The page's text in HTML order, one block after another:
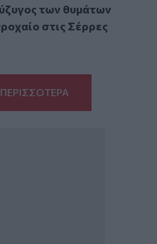
των θυμάτων
στις Σέρρες